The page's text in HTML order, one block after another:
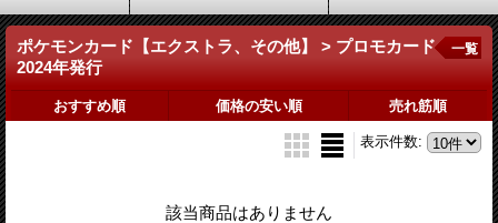
ポケモンカード【エクストラ、その他】 > プロモカード
2024年発行
一覧
おすすめ順 価格の安い順 売れ筋順
表示件数:
該当商品はありません